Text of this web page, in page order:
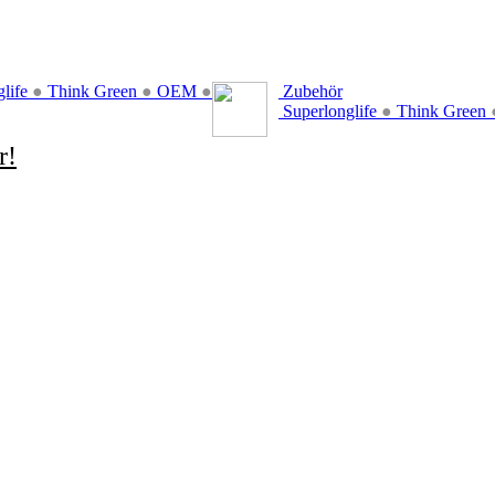
● Think Green ● OEM ●
Zubehör
Superlonglife ● Think Green